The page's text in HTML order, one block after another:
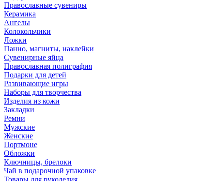
Православные сувениры
Керамика
Ангелы
Колокольчики
Ложки
Панно, магниты, наклейки
Сувенирные яйца
Православная полиграфия
Подарки для детей
Развивающие игры
Наборы для творчества
Изделия из кожи
Закладки
Ремни
Мужские
Женские
Портмоне
Обложки
Ключницы, брелоки
Чай в подарочной упаковке
Товары для рукоделия